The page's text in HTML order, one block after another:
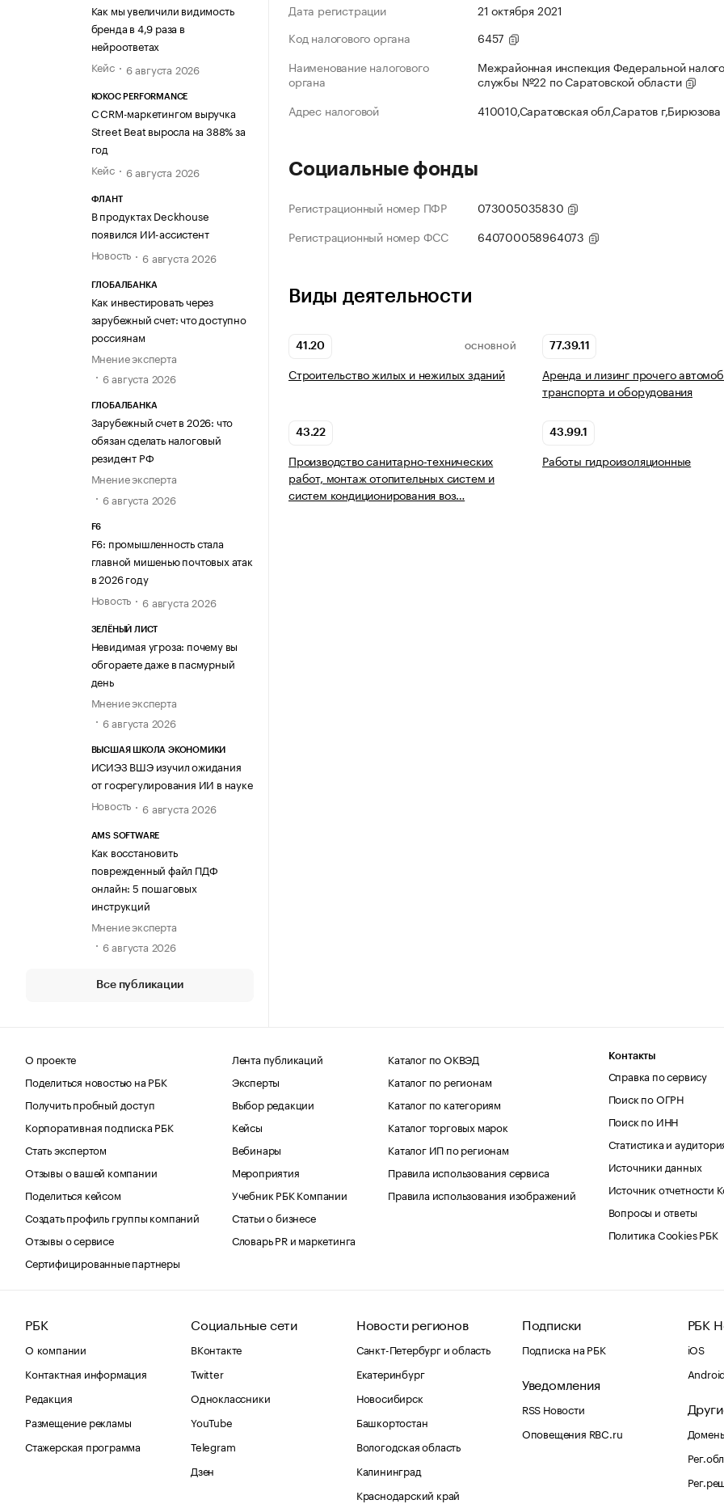
Как мы увеличили видимость
бренда в 4,9 раза в
нейроответах
Кейс
6 августа 2026
KOKOC PERFORMANCE
С CRM-маркетингом выручка
Street Beat выросла на 388% за
год
Кейс
6 августа 2026
ФЛАНТ
В продуктах Deckhouse
появился ИИ-ассистент
Новость
6 августа 2026
ГЛОБАЛБАНКА
Как инвестировать через
зарубежный счет: что доступно
россиянам
Мнение эксперта
6 августа 2026
ГЛОБАЛБАНКА
Зарубежный счет в 2026: что
обязан сделать налоговый
резидент РФ
Мнение эксперта
6 августа 2026
F6
F6: промышленность стала
главной мишенью почтовых атак
в 2026 году
Новость
6 августа 2026
ЗЕЛЁНЫЙ ЛИСТ
Невидимая угроза: почему вы
обгораете даже в пасмурный
день
Мнение эксперта
6 августа 2026
ВЫСШАЯ ШКОЛА ЭКОНОМИКИ
ИСИЭЗ ВШЭ изучил ожидания
от госрегулирования ИИ в науке
Новость
6 августа 2026
AMS SOFTWARE
Как восстановить
поврежденный файл ПДФ
онлайн: 5 пошаговых
инструкций
Мнение эксперта
6 августа 2026
Все публикации
Дата регистрации
21 октября 2021
Код налогового органа
6457
Наименование налогового
органа
Межрайонная инспекция Федеральной
службы №22 по Саратовской области
Адрес налоговой
410010,Саратовская обл,Саратов г,Бирюзова
Социальные фонды
Регистрационный номер ПФР
073005035830
Регистрационный номер ФСС
640700058964073
Виды деятельности
41.20 ОСНОВНОЙ
Строительство жилых и нежилых зданий
77.39.11
Аренда и лизинг прочего
транспорта и оборудования
43.22
Производство санитарно-технических
работ, монтаж отопительных систем и
систем кондиционирования воз…
43.99.1
Работы гидроизоляционные
О проекте
Поделиться новостью на РБК
Получить пробный доступ
Корпоративная подписка РБК
Стать экспертом
Отзывы о вашей компании
Поделиться кейсом
Создать профиль группы компаний
Отзывы о сервисе
Сертифицированные партнеры
Лента публикаций
Эксперты
Выбор редакции
Кейсы
Вебинары
Мероприятия
Учебник РБК Компании
Статьи о бизнесе
Словарь PR и маркетинга
Каталог по ОКВЭД
Каталог по регионам
Каталог по категориям
Каталог торговых марок
Каталог ИП по регионам
Правила использования сервиса
Правила использования изображений
Контакты
Справка по сервису
Поиск по ОГРН
Поиск по ИНН
Статистика и
Источники данных
Источник отчетности
Вопросы и ответы
Политика Cookies РБК
РБК
О компании
Контактная информация
Редакция
Размещение рекламы
Стажерская программа
Социальные сети
ВКонтакте
Twitter
Одноклассники
YouTube
Telegram
Дзен
Новости регионов
Санкт-Петербург и область
Екатеринбург
Новосибирск
Башкортостан
Вологодская область
Калининград
Краснодарский край
Подписки
Подписка на РБК
Уведомления
RSS Новости
Оповещения RBC.ru
РБК
iOS